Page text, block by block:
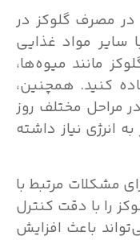
در مصرف گلوکز در
سایر مواد غذایی
مانند میوه‌ها،
کنید. همچنین،
مراحل مختلف روز
انرژی نیاز داشته
مشکلات مرتبط با
را با دقت کنترل
باعث افزایش